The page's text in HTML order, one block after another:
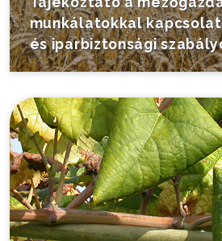
munkálatokkal
és iparbiztonsági